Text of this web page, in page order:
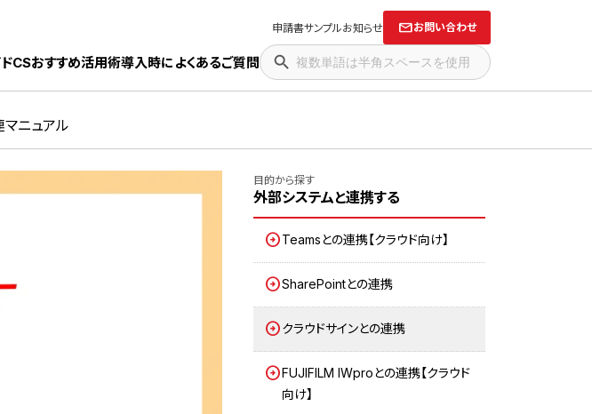
申請書サンプルお知らせ お問い合わせ
CSおすすめ活用術導入時によくあるご質問
マニュアル
目的から探す
外部システムと連携する
Teamsとの連携【クラウド向け】
SharePointとの連携
クラウドサインとの連携
FUJIFILM IWproとの連携【クラウド
向け】